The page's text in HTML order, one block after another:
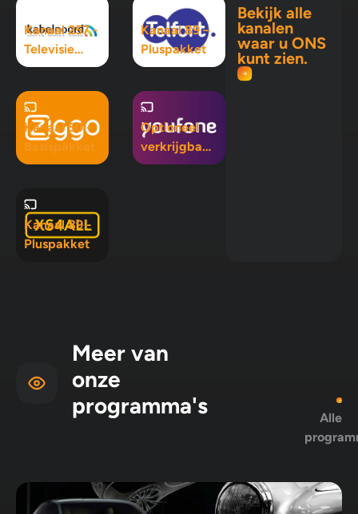
Kanaal 257 -
Televisie
Maximaal
pakket
Kanaal 89 –
Pluspakket
Kanaal 50 -
Basispakket
Optioneel
verkrijgbaar
in Mix 5, Mix
Kanaal 89 -
Pluspakket
Bekijk alle
kanalen
waar u ONS
kunt zien.
Meer van
onze
programma's
Alle